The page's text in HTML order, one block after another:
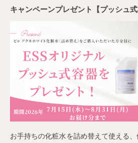
キャンペーンプレゼント【プッシュ式
お手持ちの化粧水を詰め替えて使える